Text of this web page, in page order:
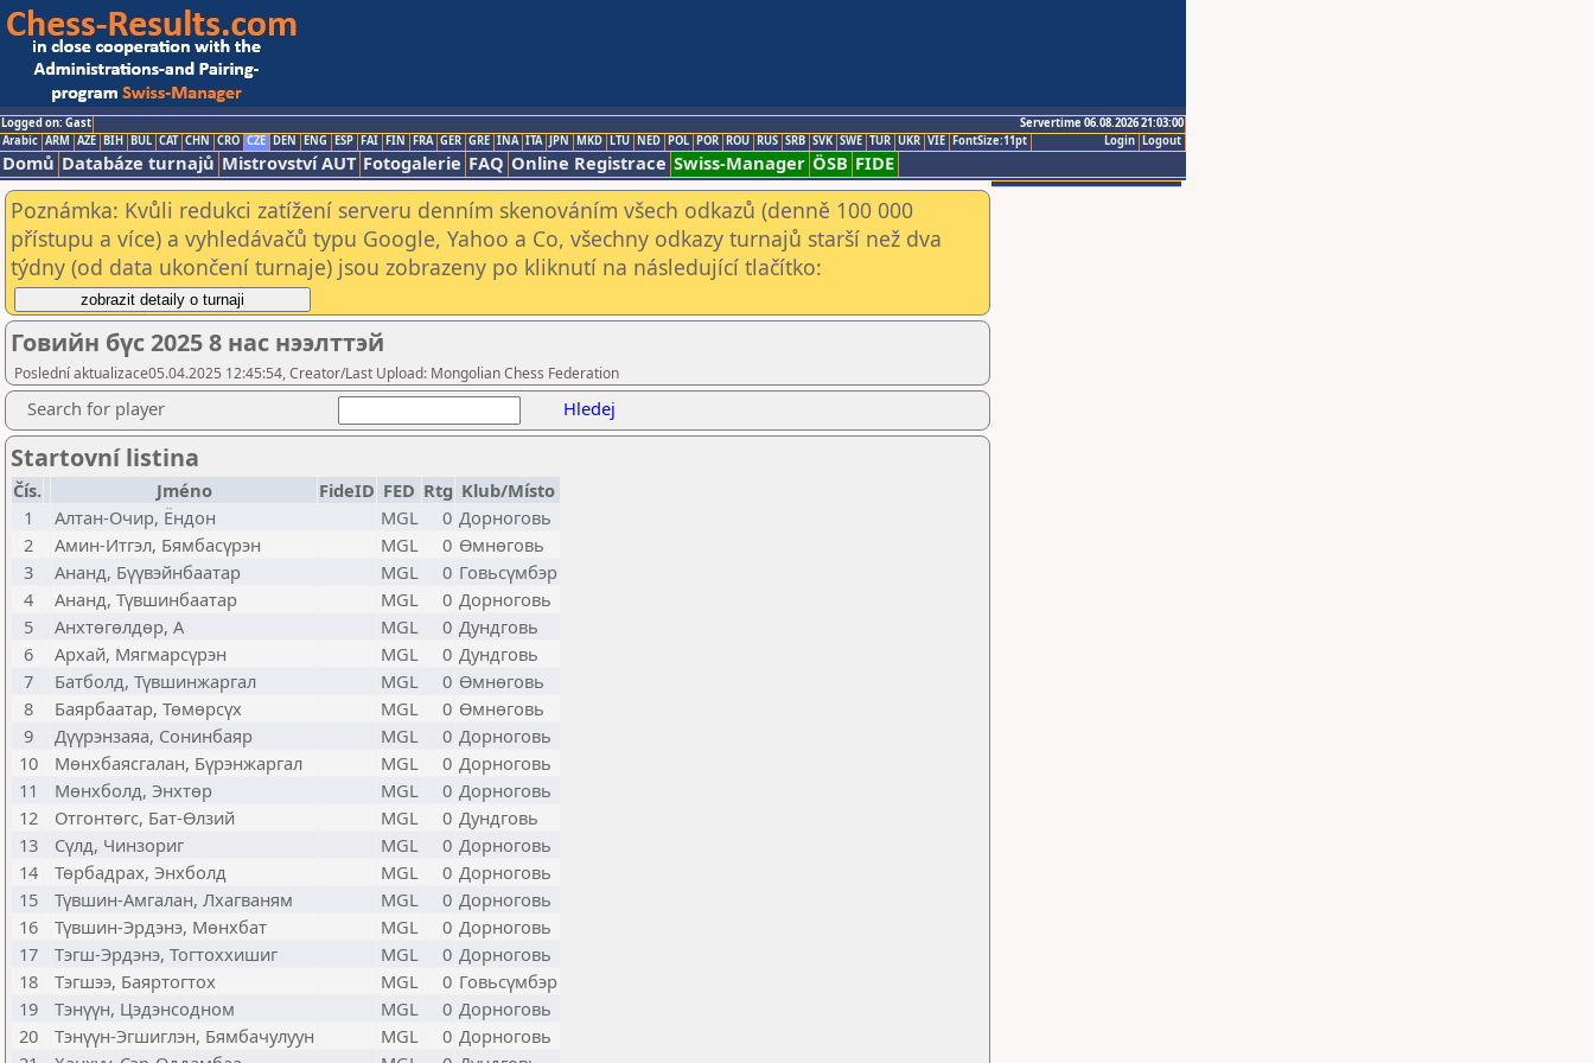
Logged on: Gast
Servertime 06.08.2026 21:03:00
Logout
Login
Arabic ARM AZE BIH BUL CAT CHN CRO CZE DEN ENG ESP FAI FIN FRA GER GRE INA ITA JPN MKD LTU NED POL POR ROU RUS SRB SVK SWE TUR UKR VIE FontSize:11pt
Domů Databáze turnajů Mistrovství AUT Fotogalerie FAQ Online Registrace Swiss-Manager ÖSB FIDE
Poznámka: Kvůli redukci zatížení serveru denním skenováním všech odkazů (denně 100 000
přístupu a více) a vyhledávačů typu Google, Yahoo a Co, všechny odkazy turnajů starší než dva
týdny (od data ukončení turnaje) jsou zobrazeny po kliknutí na následující tlačítko:
Говийн бүс 2025 8 нас нээлттэй
Poslední aktualizace05.04.2025 12:45:54, Creator/Last Upload: Mongolian Chess Federation
Search for player Hledej
Startovní listina
Čís. Jméno FideID FED Rtg Klub/Místo
1
Алтан-Очир, Ёндон MGL 0 Дорноговь
2
Амин-Итгэл, Бямбасүрэн MGL 0 Өмнөговь
3
Ананд, Бүүвэйнбаатар MGL 0 Говьсүмбэр
4
Ананд, Түвшинбаатар MGL 0 Дорноговь
5
Анхтөгөлдөр, А MGL 0 Дундговь
6
Архай, Мягмарсүрэн MGL 0 Дундговь
7
Батболд, Түвшинжаргал MGL 0 Өмнөговь
8
Баярбаатар, Төмөрсүх MGL 0 Өмнөговь
9
Дүүрэнзаяа, Сонинбаяр MGL 0 Дорноговь
10
Мөнхбаясгалан, Бүрэнжаргал MGL 0 Дорноговь
11
Мөнхболд, Энхтөр MGL 0 Дорноговь
12
Отгонтөгс, Бат-Өлзий MGL 0 Дундговь
13
Сүлд, Чинзориг MGL 0 Дорноговь
14
Төрбадрах, Энхболд MGL 0 Дорноговь
15
Түвшин-Амгалан, Лхагваням MGL 0 Дорноговь
16
Түвшин-Эрдэнэ, Мөнхбат MGL 0 Дорноговь
17
Тэгш-Эрдэнэ, Тогтоххишиг MGL 0 Дорноговь
18
Тэгшээ, Баяртогтох MGL 0 Говьсүмбэр
19
Тэнүүн, Цэдэнсодном MGL 0 Дорноговь
20
Тэнүүн-Эгшиглэн, Бямбачулуун MGL 0 Дорноговь